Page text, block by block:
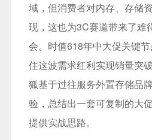
域，但消费者对内存、存储
现，这也为3C赛道带来了难
会。时值618年中大促关键
住这波需求红利实现销量突
狐基于过往服务外置存储品
验，总结出一套可复制的大
提供实战思路。